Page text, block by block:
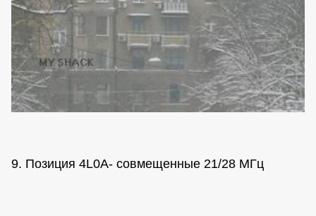
9. Позиция 4L0A- совмещенные 21/28 МГц